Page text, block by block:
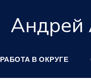
Андрей
РАБОТА В ОКРУГЕ